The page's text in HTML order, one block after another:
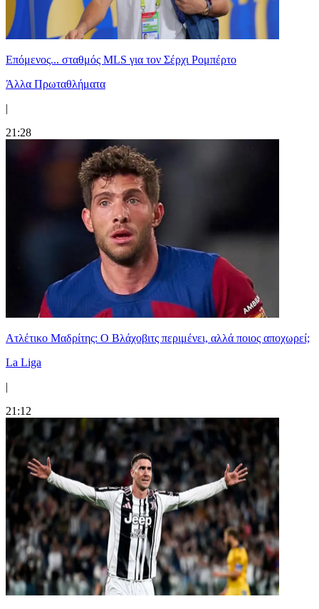
Επόμενος... σταθμός MLS για τον Σέρχι Ρομπέρτο
Άλλα Πρωταθλήματα
|
21:28
Ατλέτικο Μαδρίτης: Ο Βλάχοβιτς περιμένει, αλλά ποιος αποχωρεί;
La Liga
|
21:12